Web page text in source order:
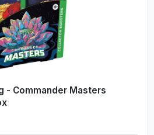
- Commander Masters